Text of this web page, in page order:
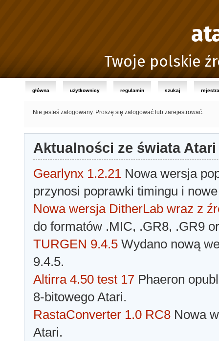
Twoje polskie
główna użytkownicy regulamin szukaj
Nie jesteś zalogowany. Proszę się zalogować lub zarejestrować.
Aktualności ze świata Atari
Gearlynx 1.2.21 Nowa wersja
przynosi poprawki timingu i
Nowa wersja DitherLab wraz z
do formatów .MIC, .GR8, .GR9
TURGEN 9.4.5 Wydano nową
9.4.5.
Altirra 4.50 test 17 Phaeron
8-bitowego Atari.
RastaConverter 1.0 RC8 Nowa
Atari.